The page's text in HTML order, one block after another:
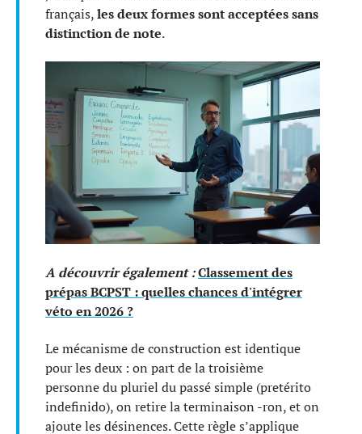
français,les deux formes sont acceptées sans
distinction de note.
A découvrir également :Classement des
prépas BCPST : quelles chances d'intégrer
véto en 2026 ?
Le mécanisme de construction est identique
pour les deux : on part de la troisième
personne du pluriel du passé simple (pretérito
indefinido), on retire la terminaison -ron, et on
ajoute les désinences. Cette règle s’applique